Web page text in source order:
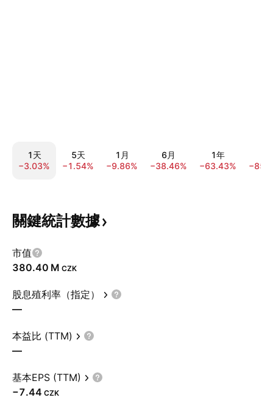
1天
−3.03%
5天
−1.54%
1月
−9.86%
6月
−38.46%
1年
−63.43%
關鍵統計數據
市值
‪380.40 M‬ CZK
股息殖利率（指定）
—
本益比 (TTM)
—
基本EPS (TTM)
−7.44 CZK